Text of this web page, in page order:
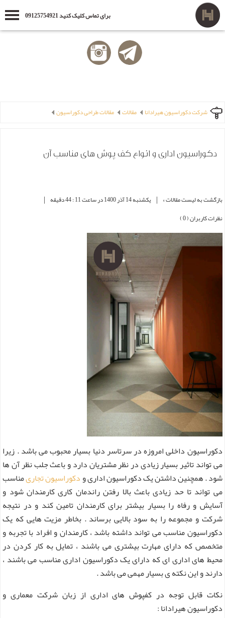
برای تماس کلیک کنید 09125754921
شرکت دکوراسیون هیرادانا مقالات مقالات طراحی دکوراسیون
دکوراسیون اداری و انواع کف پوش های مناسب آن
بازگشت به لیست مقالات » | یکشنبه 14 آذر 1400 در ساعت 11 : 44 دقیقه |
نظرات کاربران ( 0 )
دکوراسیون داخلی امروزه در سرتاسر دنیا بسیار محبوب می باشد . زیرا
می تواند تاثیر بسیار زیادی در نظر مشتریان دارد و باعث جلب نظر آن ها
شود . همچنین داشتن یک دکوراسیون اداری ودکوراسیون تجاریمناسب
می تواند تا حد زیادی باعث بالا رفتن راندمان کاری کارمندان شود و
آسایش و رفاه را بسیار بیشتر برای کارمندان تامین کند و در نتیجه
شرکت و مجموعه را به سود بالایی برساند . بخاطر مزیت هایی که یک
دکوراسیون مناسب می تواند داشته باشد ، کارمندان و افراد با تجربه و
متخصص که دارای مهارت بیشتری می باشند ، تمایل به کار کردن در
محیط های اداری ای که دارای یک دکوراسیون اداری مناسب می باشند ،
دارند و این نکته ی بسیار مهمی می باشد .
نکات قابل توجه در کفپوش های اداری از زبان شرکت معماری و
دکوراسیون هیرادانا :